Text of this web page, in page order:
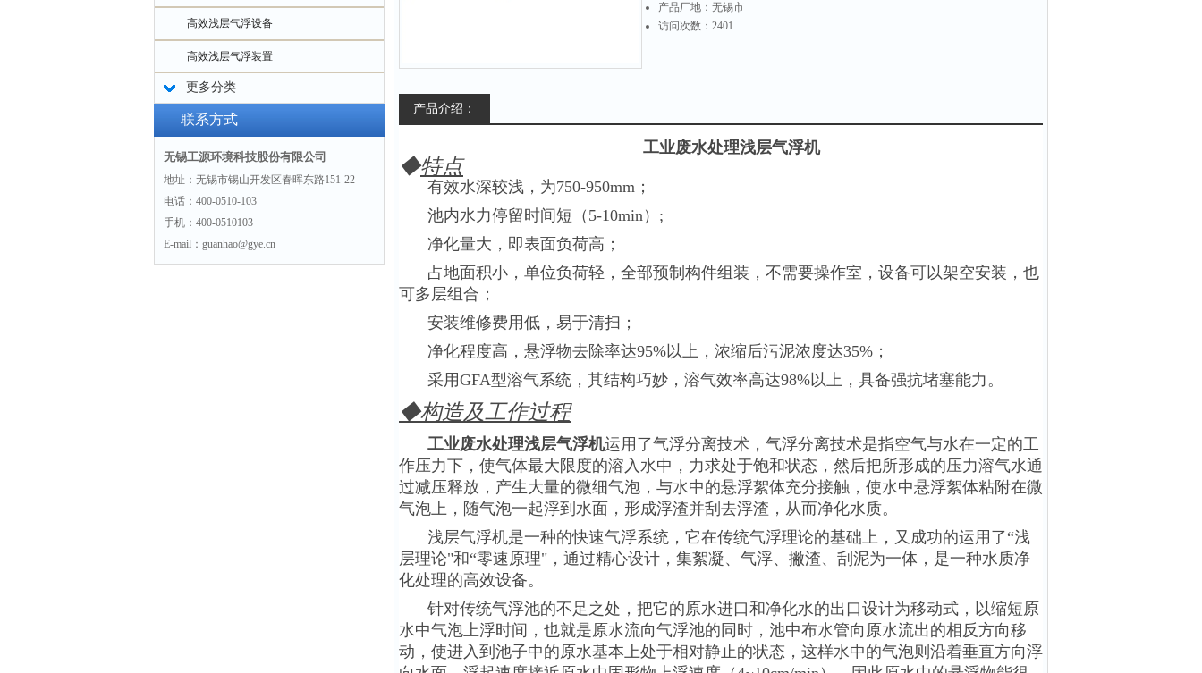
高效浅层气浮设备
高效浅层气浮装置
更多分类
联系方式
无锡工源环境科技股份有限公司
地址：无锡市锡山开发区春晖东路151-22
电话：400-0510-103
手机：400-0510103
E-mail：guanhao@gye.cn
产品厂地： 无锡市
访问次数： 2401
产品介绍：
工业废水处理浅层气浮机
◆特点
有效水深较浅，为750-950mm；
池内水力停留时间短（5-10min）;
净化量大，即表面负荷高；
占地面积小，单位负荷轻，全部预制构件组装，不需要操作室，设备可以架空安装，也
可多层组合；
安装维修费用低，易于清扫；
净化程度高，悬浮物去除率达95%以上，浓缩后污泥浓度达35%；
采用GFA型溶气系统，其结构巧妙，溶气效率高达98%以上，具备强抗堵塞能力。
◆构造及工作过程
工业废水处理浅层气浮机运用了气浮分离技术， 气浮分离技术是指空气与水在一定的工
作压力下，使气体最大限度的溶入水中，力求处于饱和状态，然后把所形成的压力溶气水通
过减压释放，产生大量的微细气泡，与水中的悬浮絮体充分接触，使水中悬浮絮体粘附在微
气泡上，随气泡一起浮到水面，形成浮渣并刮去浮渣，从而净化水质。
浅层气浮机是一种的快速气浮系统，它在传统气浮理论的基础上，又成功的运用了“浅
层理论"和“零速原理"，通过精心设计，集絮凝、气浮、撇渣、刮泥为一体，是一种水质净
化处理的高效设备。
针对传统气浮池的不足之处，把它的原水进口和净化水的出口设计为移动式，以缩短原
水中气泡上浮时间，也就是原水流向气浮池的同时，池中布水管向原水流出的相反方向移
动，使进入到池子中的原水基本上处于相对静止的状态，这样水中的气泡则沿着垂直方向浮